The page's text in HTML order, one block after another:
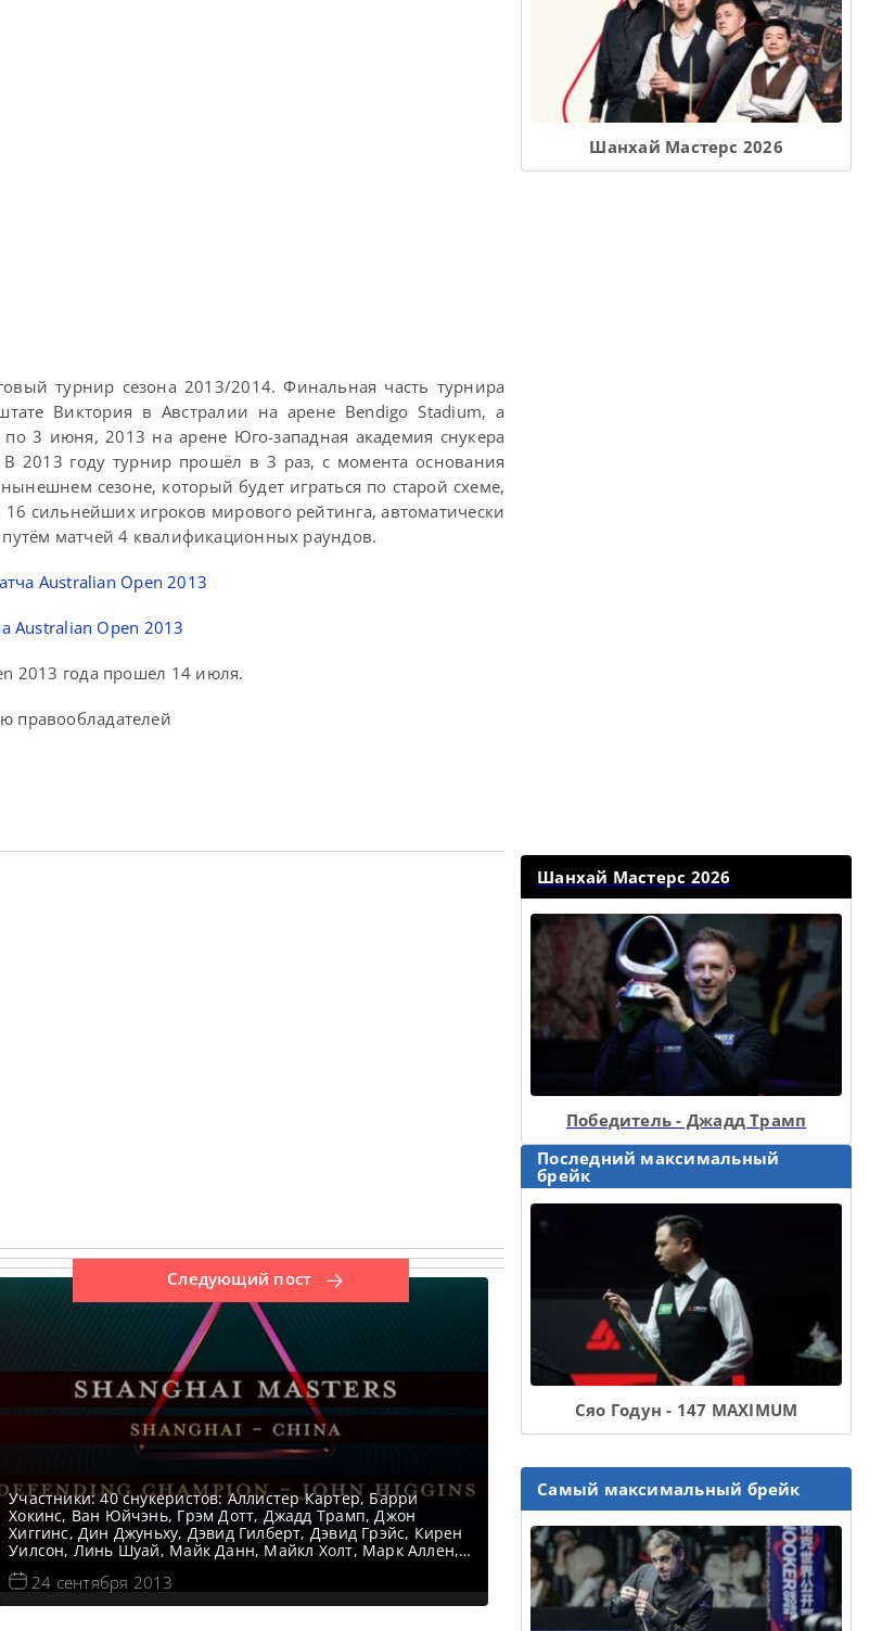
турнир сезона 2013/2014. Финальная часть турнира
Виктория в Австралии на арене Bendigo Stadium, а
3 июня, 2013 на арене Юго-западная академия снукера
В 2013 году турнир прошёл в 3 раз, с момента основания
сезоне, который будет играться по старой схеме,
сильнейших игроков мирового рейтинга, автоматически
матчей 4 квалификационных раундов.
Australian Open 2013
Australian Open 2013
2013 года прошел 14 июля.
правообладателей
Следующий пост
Участники: 40 снукеристов: Аллистер Картер, Барри
Хокинс, Ван Юйчэнь, Грэм Дотт, Джадд Трамп, Джон
Хиггинс, Дин Джуньху, Дэвид Гилберт, Дэвид Грэйс, Кирен
Уилсон, Линь Шуай, Майк Данн, Майкл Холт, Марк Аллен,
Марк Джойс, Марк Дэвис, Марк Кинг, Марк Селби, Марко
Фу, Мартин Гулд, Мэттью Стивенс, Нил Робертсон, Питер
Лайнс, Райан Дэй, Рики Уолден, Роберт Милкинс,
24 сентября 2013
Шанхай Мастерс 2026
Шанхай Мастерс 2026
Победитель - Джадд Трамп
Последний максимальный
брейк
Сяо Годун - 147 MAXIMUM
Самый максимальный брейк